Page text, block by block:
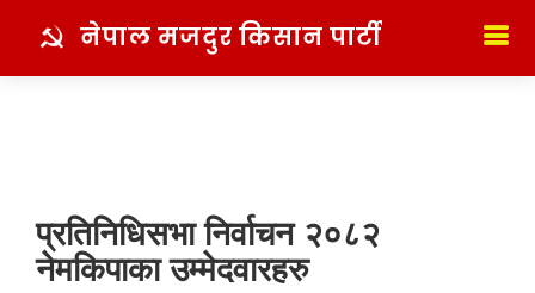
नेपाल मजदुर किसान पार्टी
प्रतिनिधिसभा निर्वाचन २०८२
नेमकिपाका उम्मेदवारहरु